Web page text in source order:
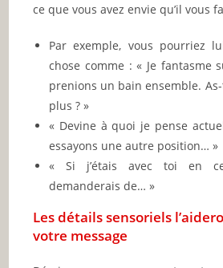
ce que vous avez envie qu’il vous
Par exemple, vous pourriez
chose comme : « Je fantasme
prenions un bain ensemble.
plus ? »
« Devine à quoi je pense
essayons une autre position… »
« Si j’étais avec toi en
demanderais de… »
Les détails sensoriels
votre message